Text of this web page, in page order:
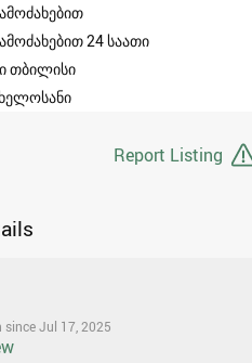
24 საათი
თბილისი
ხელოსანი
Report Listing
since Jul 17, 2025